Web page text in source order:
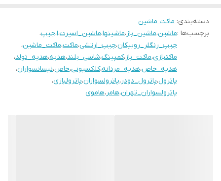
دسته‌بندی: ماکت ماشین
برچسب‌ها :ماشین،ماشین_باز،ماشینها،ماشین_اسپرت،ا،جیپ،
جیپ_رنگلر_روبیکان،جیپ_ارتشی،ماکت،ماکت_ماشین،
ماکتبازی،ماکت_باز،کمپینگ،شاسی_بلند،هدیه،هدیه_تولد،
هدیه_خاص،هدیه_مردانه،کلکسیونی،خاص،نیسانسواران،
پاترول،پاترول_دودر،پاترولسواران،پاترولبازی،
پاترولسواران_تهران،هامر،هاموی